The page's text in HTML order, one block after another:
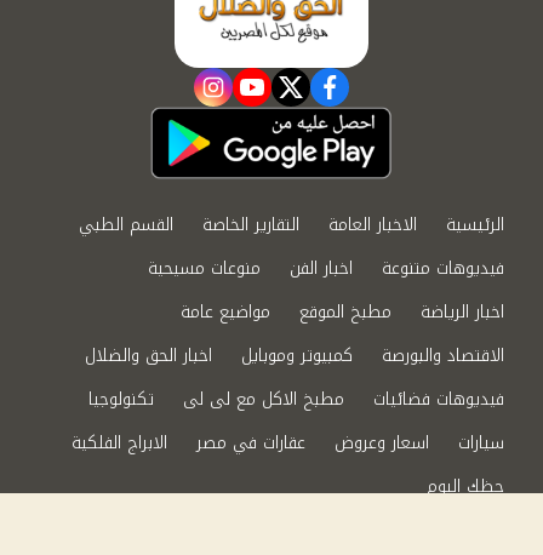
facebook
twitter
youtube
instagram
الرئيسية الاخبار العامة التقارير الخاصة
القسم الطبي
فيديوهات متنوعة
اخبار الفن
منوعات مسيحية
اخبار الرياضة
مطبخ الموقع
مواضيع عامة
الاقتصاد والبورصة
كمبيوتر وموبايل
اخبار الحق والضلال
فيديوهات فضائيات
مطبخ الاكل مع لى لى
تكنولوجيا
سيارات
اسعار وعروض عقارات في مصر
الابراج الفلكية
حظك اليوم